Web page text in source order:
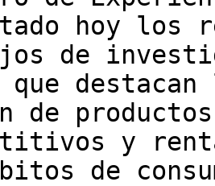
hoy los
de
destacan
de
y
de